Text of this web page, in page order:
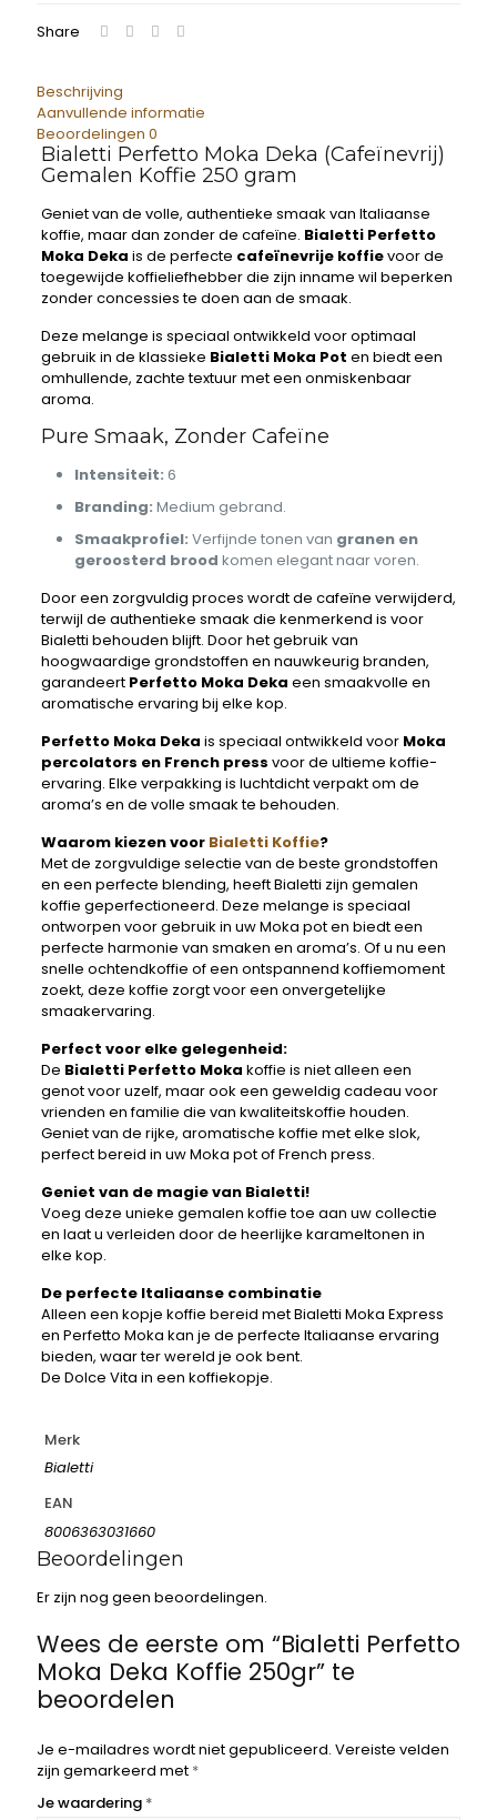
Share
Beschrijving
Aanvullende informatie
Beoordelingen 0
Bialetti Perfetto Moka Deka (Cafeïnevrij)
Gemalen Koffie 250 gram
Geniet van de volle, authentieke smaak van Italiaanse
koffie, maar dan zonder de cafeïne. Bialetti Perfetto
Moka Deka is de perfecte cafeïnevrije koffievoor de
toegewijde koffieliefhebber die zijn inname wil beperken
zonder concessies te doen aan de smaak.
Deze melange is speciaal ontwikkeld voor optimaal
gebruik in de klassieke Bialetti Moka Pot en biedt een
omhullende, zachte textuur met een onmiskenbaar
aroma.
Pure Smaak, Zonder Cafeïne
Intensiteit: 6
Branding: Medium gebrand.
Smaakprofiel: Verfijnde tonen van granen en
geroosterd brood komen elegant naar voren.
Door een zorgvuldig proces wordt de cafeïne verwijderd,
terwijl de authentieke smaak die kenmerkend is voor
Bialetti behouden blijft. Door het gebruik van
hoogwaardige grondstoffen en nauwkeurig branden,
garandeert Perfetto Moka Deka een smaakvolle en
aromatische ervaring bij elke kop.
Perfetto Moka Deka is speciaal ontwikkeld voor Moka
percolators en French press voor de ultieme koffie-
ervaring. Elke verpakking is luchtdicht verpakt om de
aroma’s en de volle smaak te behouden.
Waarom kiezen voor Bialetti Koffie?
Met de zorgvuldige selectie van de beste grondstoffen
en een perfecte blending, heeft Bialetti zijn gemalen
koffie geperfectioneerd. Deze melange is speciaal
ontworpen voor gebruik in uw Moka pot en biedt een
perfecte harmonie van smaken en aroma’s. Of u nu een
snelle ochtendkoffie of een ontspannend koffiemoment
zoekt, deze koffie zorgt voor een onvergetelijke
smaakervaring.
Perfect voor elke gelegenheid:
De Bialetti Perfetto Moka koffie is niet alleen een
genot voor uzelf, maar ook een geweldig cadeau voor
vrienden en familie die van kwaliteitskoffie houden.
Geniet van de rijke, aromatische koffie met elke slok,
perfect bereid in uw Moka pot of French press.
Geniet van de magie van Bialetti!
Voeg deze unieke gemalen koffie toe aan uw collectie
en laat u verleiden door de heerlijke karameltonen in
elke kop.
De perfecte Italiaanse combinatie
Alleen een kopje koffie bereid met Bialetti Moka Express
en Perfetto Moka kan je de perfecte Italiaanse ervaring
bieden, waar ter wereld je ook bent.
De Dolce Vita in een koffiekopje.
Merk
Bialetti
EAN
8006363031660
Beoordelingen
Er zijn nog geen beoordelingen.
Wees de eerste om “Bialetti Perfetto
Moka Deka Koffie 250gr” te
beoordelen
Je e-mailadres wordt niet gepubliceerd. Vereiste velden
zijn gemarkeerd met *
Je waardering *